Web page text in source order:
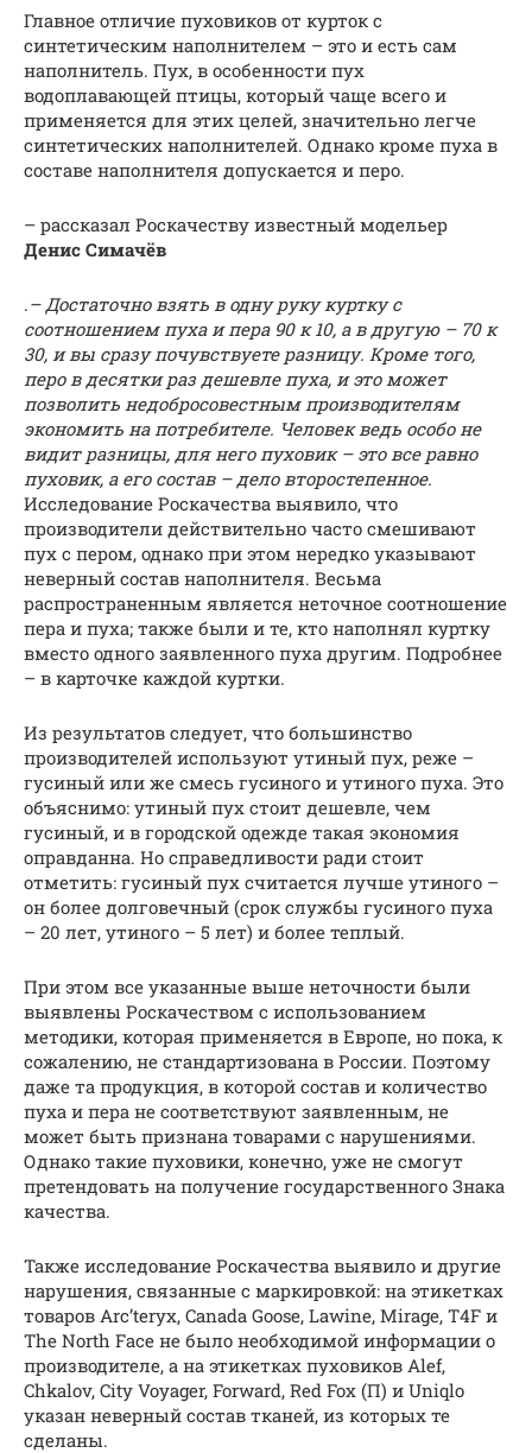
Главное отличие пуховиков от курток с
синтетическим наполнителем – это и есть сам
наполнитель. Пух, в особенности пух
водоплавающей птицы, который чаще всего и
применяется для этих целей, значительно легче
синтетических наполнителей. Однако кроме пуха в
составе наполнителя допускается и перо.
– рассказал Роскачеству известный модельер
Денис Симачёв
.– Достаточно взять в одну руку куртку с
соотношением пуха и пера 90 к 10, а в другую – 70 к
30, и вы сразу почувствуете разницу. Кроме того,
перо в десятки раз дешевле пуха, и это может
позволить недобросовестным производителям
экономить на потребителе. Человек ведь особо не
видит разницы, для него пуховик – это все равно
пуховик, а его состав – дело второстепенное.
Исследование Роскачества выявило, что
производители действительно часто смешивают
пух с пером, однако при этом нередко указывают
неверный состав наполнителя. Весьма
распространенным является неточное соотношение
пера и пуха; также были и те, кто наполнял куртку
вместо одного заявленного пуха другим. Подробнее
– в карточке каждой куртки.
Из результатов следует, что большинство
производителей используют утиный пух, реже –
гусиный или же смесь гусиного и утиного пуха. Это
объяснимо: утиный пух стоит дешевле, чем
гусиный, и в городской одежде такая экономия
оправданна. Но справедливости ради стоит
отметить: гусиный пух считается лучше утиного –
он более долговечный (срок службы гусиного пуха
– 20 лет, утиного – 5 лет) и более теплый.
При этом все указанные выше неточности были
выявлены Роскачеством с использованием
методики, которая применяется в Европе, но пока, к
сожалению, не стандартизована в России. Поэтому
даже та продукция, в которой состав и количество
пуха и пера не соответствуют заявленным, не
может быть признана товарами с нарушениями.
Однако такие пуховики, конечно, уже не смогут
претендовать на получение государственного Знака
качества.
Также исследование Роскачества выявило и другие
нарушения, связанные с маркировкой: на этикетках
товаров Arc’teryx, Canada Goose, Lawine, Mirage, T4F и
The North Face не было необходимой информации о
производителе, а на этикетках пуховиков Alef,
Chkalov, City Voyager, Forward, Red Fox (П) и Uniqlo
указан неверный состав тканей, из которых те
сделаны.